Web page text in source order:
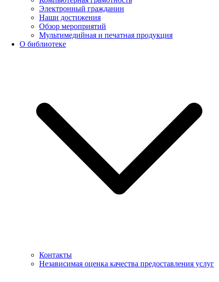
Электронный гражданин
Наши достижения
Обзор мероприятий
Мультимедийная и печатная продукция
О библиотеке
Контакты
Независимая оценка качества предоставления услуг